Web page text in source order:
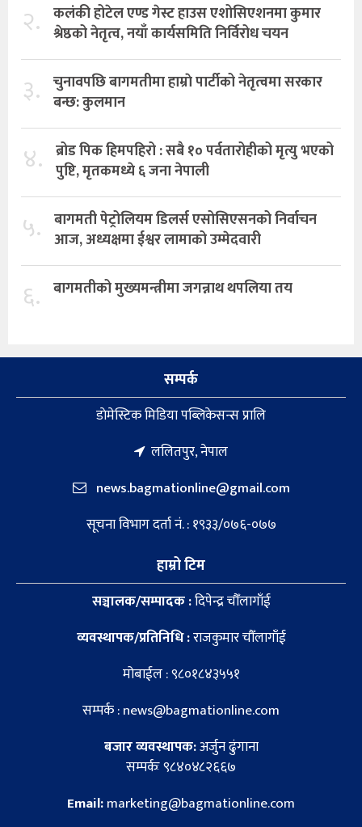
२. कलंकी होटेल एण्ड गेस्ट हाउस एशोसिएशनमा कुमार
श्रेष्ठको नेतृत्व, नयाँ कार्यसमिति निर्विरोध चयन
३. चुनावपछि बागमतीमा हाम्राे पार्टीको नेतृत्वमा सरकार
बन्छ: कुलमान
४. ब्रोड पिक हिमपहिरो : सबै १० पर्वतारोहीको मृत्यु भएको
पुष्टि, मृतकमध्ये ६ जना नेपाली
५. बागमती पेट्रोलियम डिलर्स एसोसिएसनको निर्वाचन
आज, अध्यक्षमा ईश्वर लामाको उम्मेदवारी
६. बागमतीको मुख्यमन्त्रीमा जगन्नाथ थपलिया तय
सम्पर्क
डाेमेस्टिक मिडिया पब्लिकेसन्स प्रालि
ललितपुर, नेपाल
news.bagmationline@gmail.com
सूचना विभाग दर्ता नं. : १९३३/०७६-०७७
हाम्रो टिम
सञ्चालक/सम्पादक :दिपेन्द्र चौँलागाँई
व्यवस्थापक/प्रतिनिधि :राजकुमार चौँलागाँई
मोबाईल : ९८०१८४३५५१
सम्पर्क : news@bagmationline.com
बजार व्यवस्थापक:अर्जुन ढुंगाना
सम्पर्कः ९८४०४८२६६७
Email:marketing@bagmationline.com